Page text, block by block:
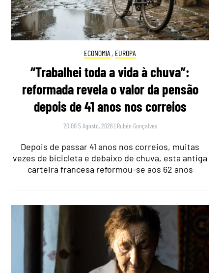
ECONOMIA , EUROPA
“Trabalhei toda a vida à chuva”:
reformada revela o valor da pensão
depois de 41 anos nos correios
20:00 5 Agosto, 2026 | Rubén Gonçalves
Depois de passar 41 anos nos correios, muitas
vezes de bicicleta e debaixo de chuva, esta antiga
carteira francesa reformou-se aos 62 anos